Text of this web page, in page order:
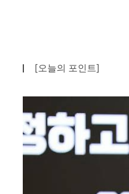
[오늘의 포인트]